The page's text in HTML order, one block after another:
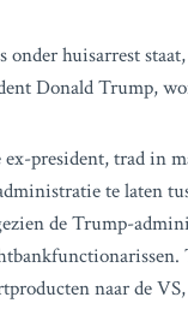
onder huisarrest
Donald Trump,
president, trad in
te laten
de Trump-
naar de